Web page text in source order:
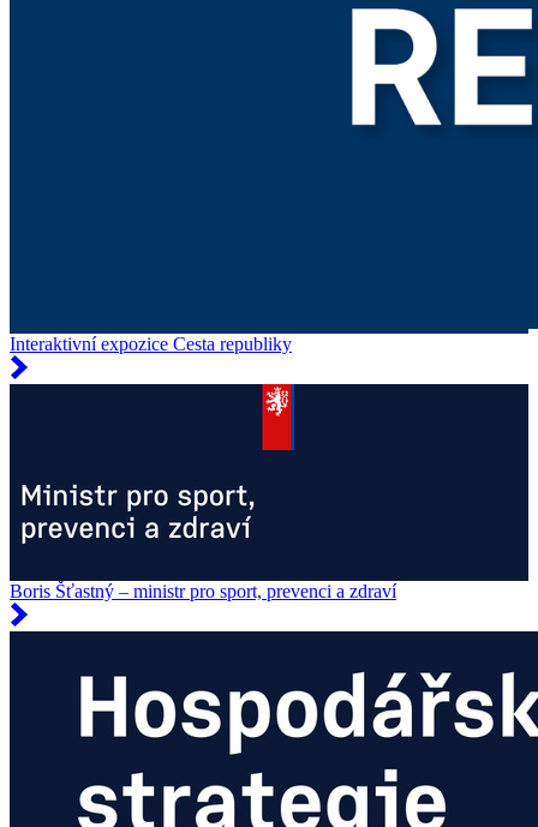
Interaktivní expozice Cesta republiky
Boris Šťastný – ministr pro sport, prevenci a zdraví